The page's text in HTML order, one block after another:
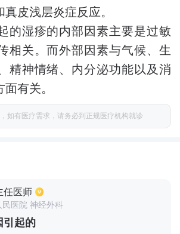
皮浅层炎症反应。
的湿疹的内部因素主要是过敏
相关。而外部因素与气候、生
精神情绪、内分泌功能以及消
有关。
如有医疗需求，请务必到正规医疗机构就诊
任医师
民医院 神经外科
引起的